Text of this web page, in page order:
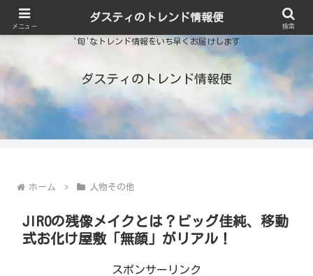
'旬'なトレンド情報をいち早くお届けします
ダスティのトレンド情報便
ホーム 人物その他
JIROの残像メイクとは？ビッグ佳純、移動
式お化け屋敷「無顔」がリアル！
スポンサーリンク
メニュー
ダスティのトレンド情報便
検索